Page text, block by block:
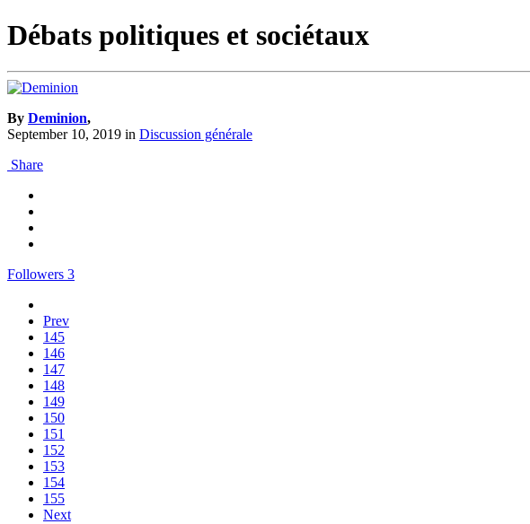
Débats politiques et sociétaux
By Deminion,
September 10, 2019 in Discussion générale
Share
Followers 3
Prev
145
146
147
148
149
150
151
152
153
154
155
Next